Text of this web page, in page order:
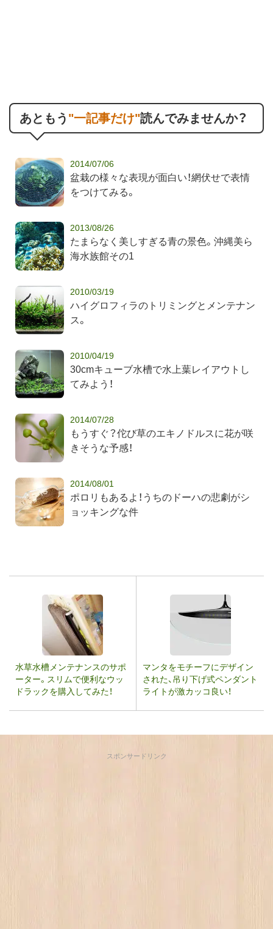
あともう "一記事だけ"読んでみませんか？
2014/07/06
盆栽の様々な表現が面白い！網伏せで表情
をつけてみる。
2013/08/26
たまらなく美しすぎる青の景色。沖縄美ら
海水族館その1
2010/03/19
ハイグロフィラのトリミングとメンテナン
ス。
2010/04/19
30cmキューブ水槽で水上葉レイアウトし
てみよう！
2014/07/28
もうすぐ？佗び草のエキノドルスに花が咲
きそうな予感！
2014/08/01
ポロリもあるよ！うちのドーハの悲劇がシ
ョッキングな件
水草水槽メンテナンスのサポ
ーター。スリムで便利なウッ
ドラックを購入してみた！
マンタをモチーフにデザイン
された、吊り下げ式ペンダント
ライトが激カッコ良い！
スポンサードリンク